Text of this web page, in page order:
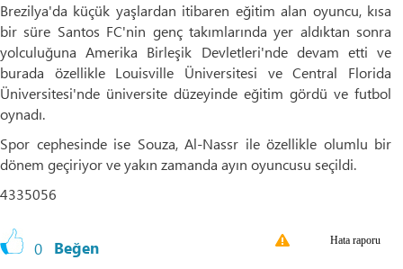
Brezilya'da küçük yaşlardan itibaren eğitim alan oyuncu, kısa
bir süre Santos FC'nin genç takımlarında yer aldıktan sonra
yolculuğuna Amerika Birleşik Devletleri'nde devam etti ve
burada özellikle Louisville Üniversitesi ve Central Florida
Üniversitesi'nde üniversite düzeyinde eğitim gördü ve futbol
oynadı.
Spor cephesinde ise Souza, Al-Nassr ile özellikle olumlu bir
dönem geçiriyor ve yakın zamanda ayın oyuncusu seçildi.
4335056
0 Beğen Hata raporu